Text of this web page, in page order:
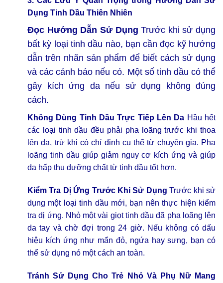
Dụng Tinh Dầu Thiên Nhiên
Đọc Hướng Dẫn Sử Dụng Trước khi sử dụng
bất kỳ loại tinh dầu nào, bạn cần đọc kỹ hướng
dẫn trên nhãn sản phẩm để biết cách sử dụng
và các cảnh báo nếu có. Một số tinh dầu có thể
gây kích ứng da nếu sử dụng không đúng
cách.
Không Dùng Tinh Dầu Trực Tiếp Lên Da Hầu hết
các loại tinh dầu đều phải pha loãng trước khi thoa
lên da, trừ khi có chỉ định cụ thể từ chuyên gia. Pha
loãng tinh dầu giúp giảm nguy cơ kích ứng và giúp
da hấp thu dưỡng chất từ tinh dầu tốt hơn.
Kiểm Tra Dị Ứng Trước Khi Sử Dụng Trước khi sử
dụng một loại tinh dầu mới, bạn nên thực hiện kiểm
tra dị ứng. Nhỏ một vài giọt tinh dầu đã pha loãng lên
da tay và chờ đợi trong 24 giờ. Nếu không có dấu
hiệu kích ứng như mẩn đỏ, ngứa hay sưng, bạn có
thể sử dụng nó một cách an toàn.
Tránh Sử Dụng Cho Trẻ Nhỏ Và Phụ Nữ Mang